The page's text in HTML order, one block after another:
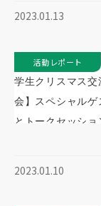
2023.01.13
2023.01.10
活動レポート